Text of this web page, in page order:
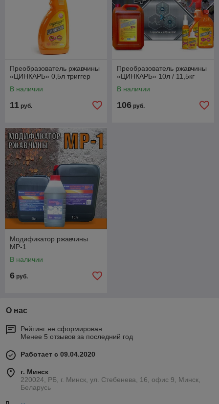
Преобразователь ржавчины
«ЦИНКАРЬ» 0,5л триггер
В наличии
11 руб.
Преобразователь ржавчины
«ЦИНКАРЬ» 10л / 11,5кг
В наличии
106 руб.
Модификатор ржавчины
МР-1
В наличии
6 руб.
О нас
Рейтинг не сформирован
Менее 5 отзывов за последний год
Работает с 09.04.2020
г. Минск
220024, РБ, г. Минск, ул. Стебенева, 16, офис 9, Минск,
Беларусь